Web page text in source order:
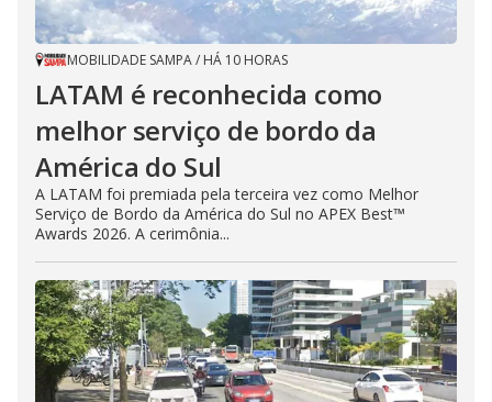
MOBILIDADE SAMPA/ HÁ 10 HORAS
LATAM é reconhecida como
melhor serviço de bordo da
América do Sul
A LATAM foi premiada pela terceira vez como Melhor
Serviço de Bordo da América do Sul no APEX Best™
Awards 2026. A cerimônia...